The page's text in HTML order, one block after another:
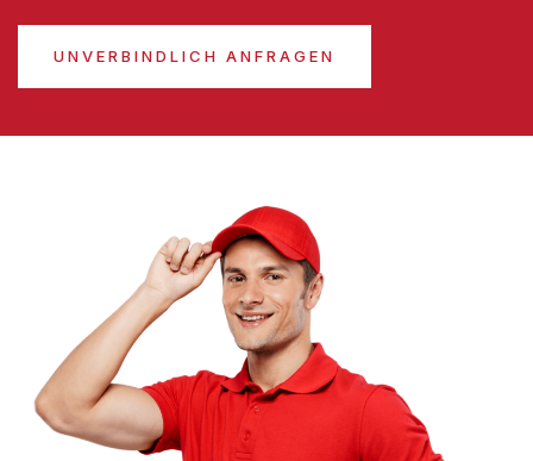
UNVERBINDLICH ANFRAGEN